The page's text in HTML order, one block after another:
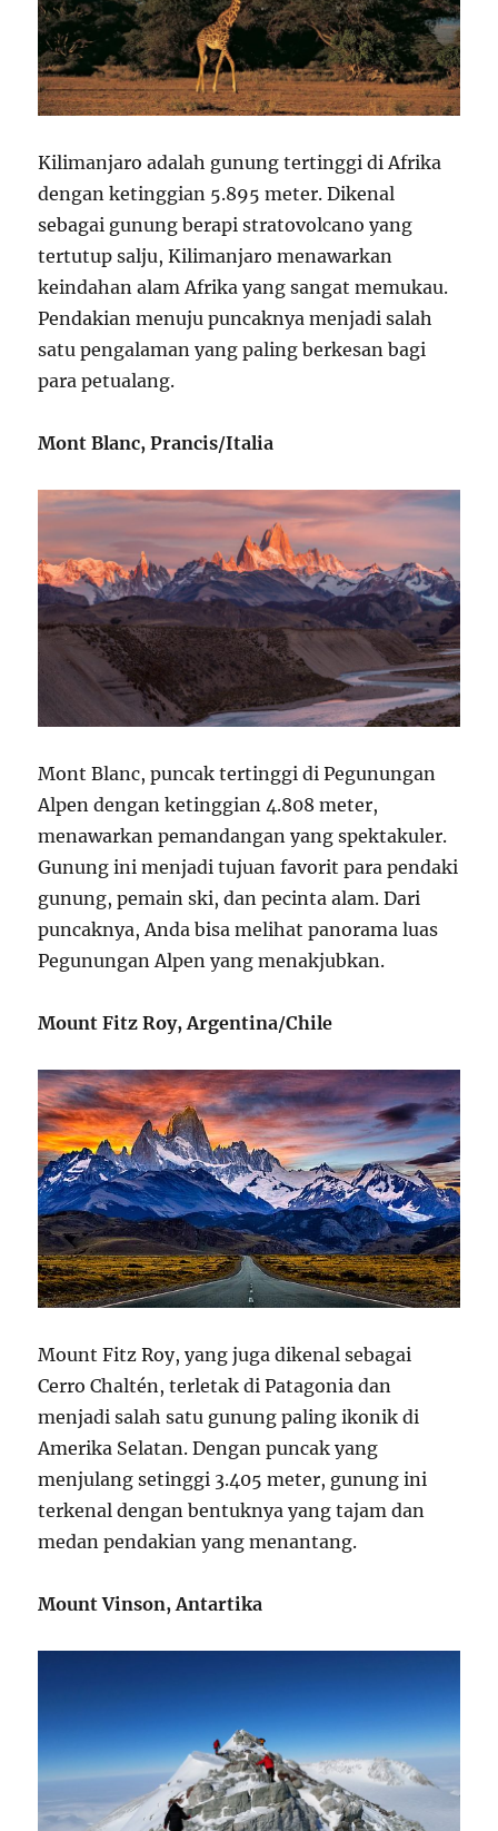
Kilimanjaro adalah gunung tertinggi di Afrika
dengan ketinggian 5.895 meter. Dikenal
sebagai gunung berapi stratovolcano yang
tertutup salju, Kilimanjaro menawarkan
keindahan alam Afrika yang sangat memukau.
Pendakian menuju puncaknya menjadi salah
satu pengalaman yang paling berkesan bagi
para petualang.
Mont Blanc, Prancis/Italia
Mont Blanc, puncak tertinggi di Pegunungan
Alpen dengan ketinggian 4.808 meter,
menawarkan pemandangan yang spektakuler.
Gunung ini menjadi tujuan favorit para pendaki
gunung, pemain ski, dan pecinta alam. Dari
puncaknya, Anda bisa melihat panorama luas
Pegunungan Alpen yang menakjubkan.
Mount Fitz Roy, Argentina/Chile
Mount Fitz Roy, yang juga dikenal sebagai
Cerro Chaltén, terletak di Patagonia dan
menjadi salah satu gunung paling ikonik di
Amerika Selatan. Dengan puncak yang
menjulang setinggi 3.405 meter, gunung ini
terkenal dengan bentuknya yang tajam dan
medan pendakian yang menantang.
Mount Vinson, Antartika